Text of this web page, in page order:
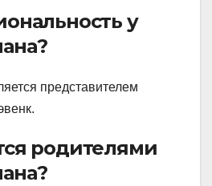
у
представителем
родителями